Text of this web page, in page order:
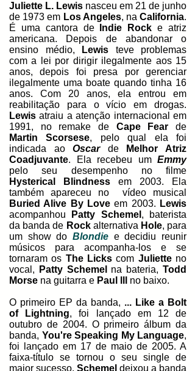
Juliette L. Lewis nasceu em 21 de junho
de 1973 em Los Angeles, naCalifornia.
É uma cantora de
Indie Rock e atriz
americana.
Depois de abandonar o
ensino médio,
Lewis teve problemas
com a lei por dirigir ilegalmente aos 15
anos, depois foi presa por gerenciar
ilegalmente uma boate quando tinha 16
anos. Com 20 anos, ela entrou em
reabilitação para o vício em drogas.
Lewis atraiu a atenção internacional em
1991, no remake de Cape Fearde
Martin Scorsese, pelo qual ela foi
indicada aoOscarde
Melhor Atriz
Coadjuvante. Ela recebeu um Emmy
pelo seu desempenho no filme
Hysterical Blindness em 2003. Ela
também apareceu no vídeo musical
Buried Alive By Love em 2003. Lewis
acompanhou
Patty Schemel , baterista
da banda de Rockalternativa Hole, para
um show do Blondie e decidiu reunir
músicos para acompanha-los e se
tornaram os The Licks com Juliette no
vocal, Patty Schemel na bateria, Todd
Morse na guitarra e Paul lll no baixo.
O primeiro EP da banda, ... Like a Bolt
of Lightning, foi lançado em 12 de
outubro de 2004. O primeiro álbum da
banda, You're Speaking My Language,
foi lançado em 17 de maio de 2005. A
faixa-título se tornou o seu single de
maior sucesso. Schemel deixou a banda